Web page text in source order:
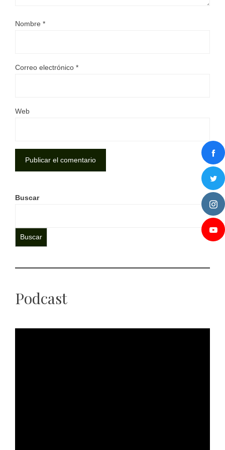
Nombre *
Correo electrónico *
Web
Buscar
Buscar
Podcast